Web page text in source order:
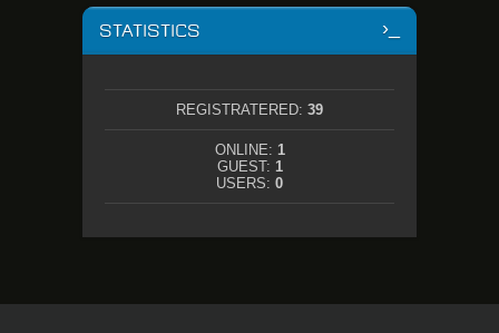
STATISTICS
REGISTRATERED: 39
ONLINE: 1
GUEST: 1
USERS: 0